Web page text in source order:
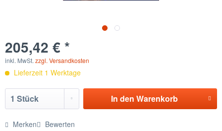
205,42 € *
inkl. MwSt. zzgl. Versandkosten
Lieferzeit 1 Werktage
In den Warenkorb
Merken Bewerten